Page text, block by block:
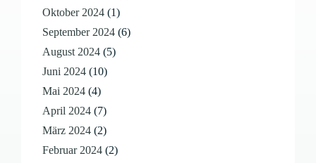
Oktober 2024 (1)
September 2024 (6)
August 2024 (5)
Juni 2024 (10)
Mai 2024 (4)
April 2024 (7)
März 2024 (2)
Februar 2024 (2)